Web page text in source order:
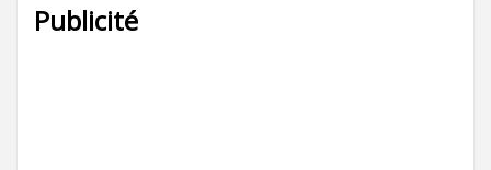
Publicité